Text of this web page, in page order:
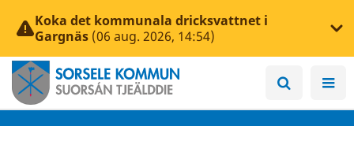
Koka det kommunala dricksvattnet i
Gargnäs (06 aug. 2026, 14:54)